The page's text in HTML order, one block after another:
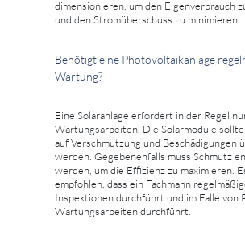
dimensionieren, um den Eigenverbrauch
und den Stromüberschuss zu minimieren..
Benötigt eine Photovoltaikanlage
Wartung?
Eine Solaranlage erfordert in der Regel
Wartungsarbeiten. Die Solarmodule
auf Verschmutzung und Beschädigungen
werden. Gegebenenfalls muss Schmutz
werden, um die Effizienz zu maximieren.
empfohlen, dass ein Fachmann
Inspektionen durchführt und im Falle von
Wartungsarbeiten durchführt.